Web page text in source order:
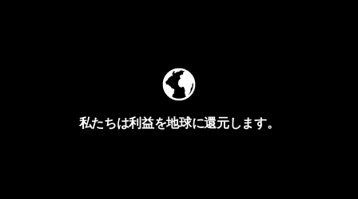
私たちは利益を地球に還元します。